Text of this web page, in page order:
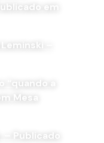
em
–
a
Mesa
Publicado